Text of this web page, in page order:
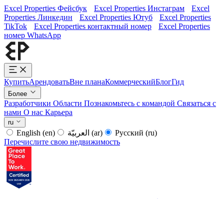
Excel Properties Фейсбук Excel Properties Инстаграм
Excel
Properties Линкедин
Excel Properties Ютуб
Excel Properties
TikTok
Excel Properties контактный номер
Excel Properties
номер WhatsApp
КупитьАрендоватьВне планаКоммерческийБлогГид
Более
Разработчики Области Познакомьтесь с командой Связаться с
нами О нас Карьера
ru
English (en) (ar) Русский (ru)
Перечислите свою недвижимость